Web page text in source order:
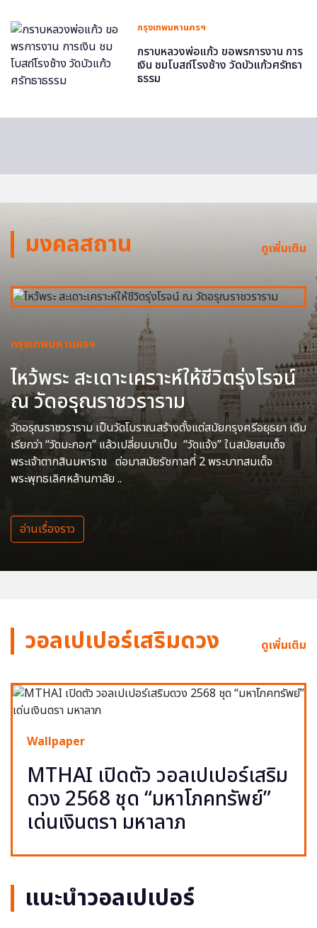
กรุงเทพมหานครฯ
กราบหลวงพ่อแก้ว ขอพรการงาน การ
เงิน ชมโบสถ์โรงช้าง วัดบัวแก้วศรัทธา
ธรรม
มงคลสถาน ดูเพิ่มเติม
กรุงเทพมหานครฯ
ไหว้พระ สะเดาะเคราะห์ให้ชีวิตรุ่งโรจน์
ณ วัดอรุณราชวราราม
วัดอรุณราชวราราม เป็นวัดโบราณสร้างตั้งแต่สมัยกรุงศรีอยุธยา เดิม
เรียกว่า “วัดมะกอก” แล้วเปลี่ยนมาเป็น “วัดแจ้ง” ในสมัยสมเด็จ
พระเจ้าตากสินมหาราช ต่อมาสมัยรัชกาลที่ 2 พระบาทสมเด็จ
พระพุทธเลิศหล้านภาลัย ..
อ่านเรื่องราว
วอลเปเปอร์เสริมดวง ดูเพิ่มเติม
Wallpaper
MTHAI เปิดตัว วอลเปเปอร์เสริม
ดวง 2568 ชุด “มหาโภคทรัพย์”
เด่นเงินตรา มหาลาภ
แนะนำวอลเปเปอร์